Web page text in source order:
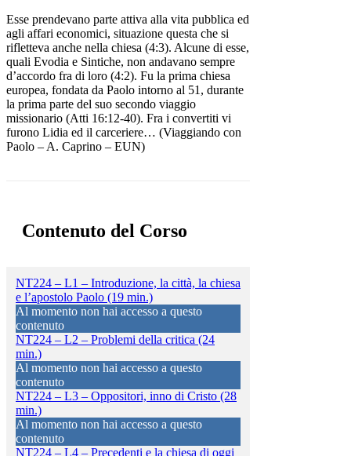
Esse prendevano parte attiva alla vita pubblica ed
agli affari economici, situazione questa che si
rifletteva anche nella chiesa (4:3). Alcune di esse,
quali Evodia e Sintiche, non andavano sempre
d’accordo fra di loro (4:2). Fu la prima chiesa
europea, fondata da Paolo intorno al 51, durante
la prima parte del suo secondo viaggio
missionario (Atti 16:12-40). Fra i convertiti vi
furono Lidia ed il carceriere… (Viaggiando con
Paolo – A. Caprino – EUN)
Contenuto del Corso
NT224 – L1 – Introduzione, la città, la chiesa
e l’apostolo Paolo (19 min.)
Al momento non hai accesso a questo
contenuto
NT224 – L2 – Problemi della critica (24
min.)
Al momento non hai accesso a questo
contenuto
NT224 – L3 – Oppositori, inno di Cristo (28
min.)
Al momento non hai accesso a questo
contenuto
NT224 – L4 – Precedenti e la chiesa di oggi